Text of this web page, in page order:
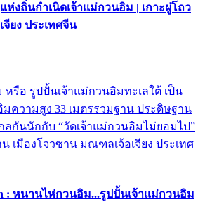
งถิ่นกำเนิดเจ้าแม่กวนอิม | เกาะผู่โถว
ยง ประเทศจีน
รือ รูปปั้นเจ้าแม่กวนอิมทะเลใต้ เป็น
มความสูง 33 เมตรรวมฐาน ประดิษฐาน
ลกันนักกับ “วัดเจ้าแม่กวนอิมไม่ยอมไป”
เมืองโจวซาน มณฑลเจ้อเจียง ประเทศ
: หนานไห่กวนอิม...รูปปั้นเจ้าแม่กวนอิม